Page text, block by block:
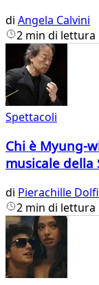
di Angela Calvini
2 min di lettura
Spettacoli
Chi è Myung-
musicale della
di Pierachille
2 min di lettura